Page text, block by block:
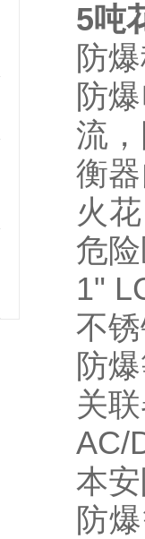
5吨
防
防
流
衡
火
危
1"
不
防
关
AC/
本
防